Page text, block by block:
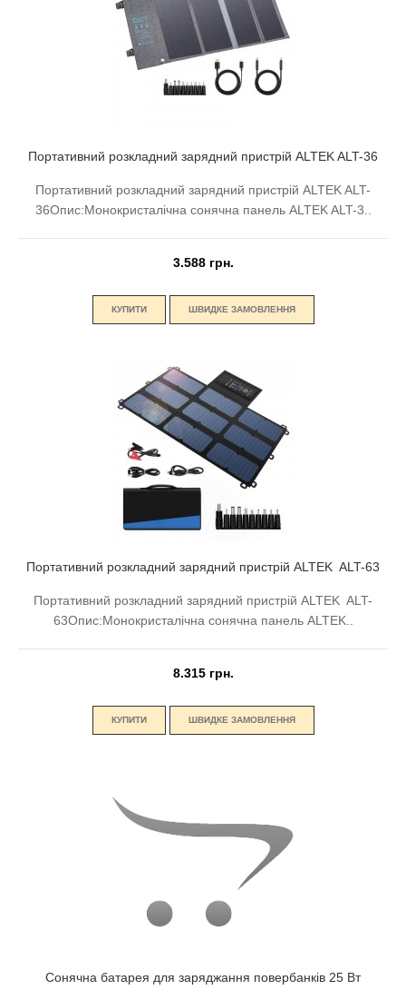
Портативний розкладний зарядний пристрій ALTEK ALT-36
Портативний розкладний зарядний пристрій ALTEK ALT-
36Опис:Монокристалічна сонячна панель ALTEK ALT-3..
3.588 грн.
КУПИТИ ШВИДКЕ ЗАМОВЛЕННЯ
Портативний розкладний зарядний пристрій ALTEK ALT-63
Портативний розкладний зарядний пристрій ALTEK ALT-
63Опис:Монокристалічна сонячна панель ALTEK..
8.315 грн.
КУПИТИ ШВИДКЕ ЗАМОВЛЕННЯ
Сонячна батарея для заряджання повербанків 25 Вт